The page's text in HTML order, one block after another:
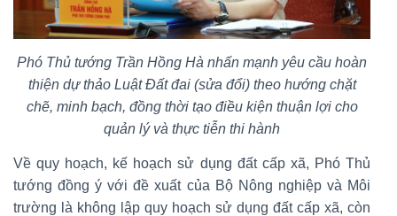
Phó Thủ tướng Trần Hồng Hà nhấn mạnh yêu cầu hoàn
thiện dự thảo Luật Đất đai (sửa đổi) theo hướng chặt
chẽ, minh bạch, đồng thời tạo điều kiện thuận lợi cho
quản lý và thực tiễn thi hành
Về quy hoạch, kế hoạch sử dụng đất cấp xã, Phó Thủ
tướng đồng ý với đề xuất của Bộ Nông nghiệp và Môi
trường là không lập quy hoạch sử dụng đất cấp xã, còn